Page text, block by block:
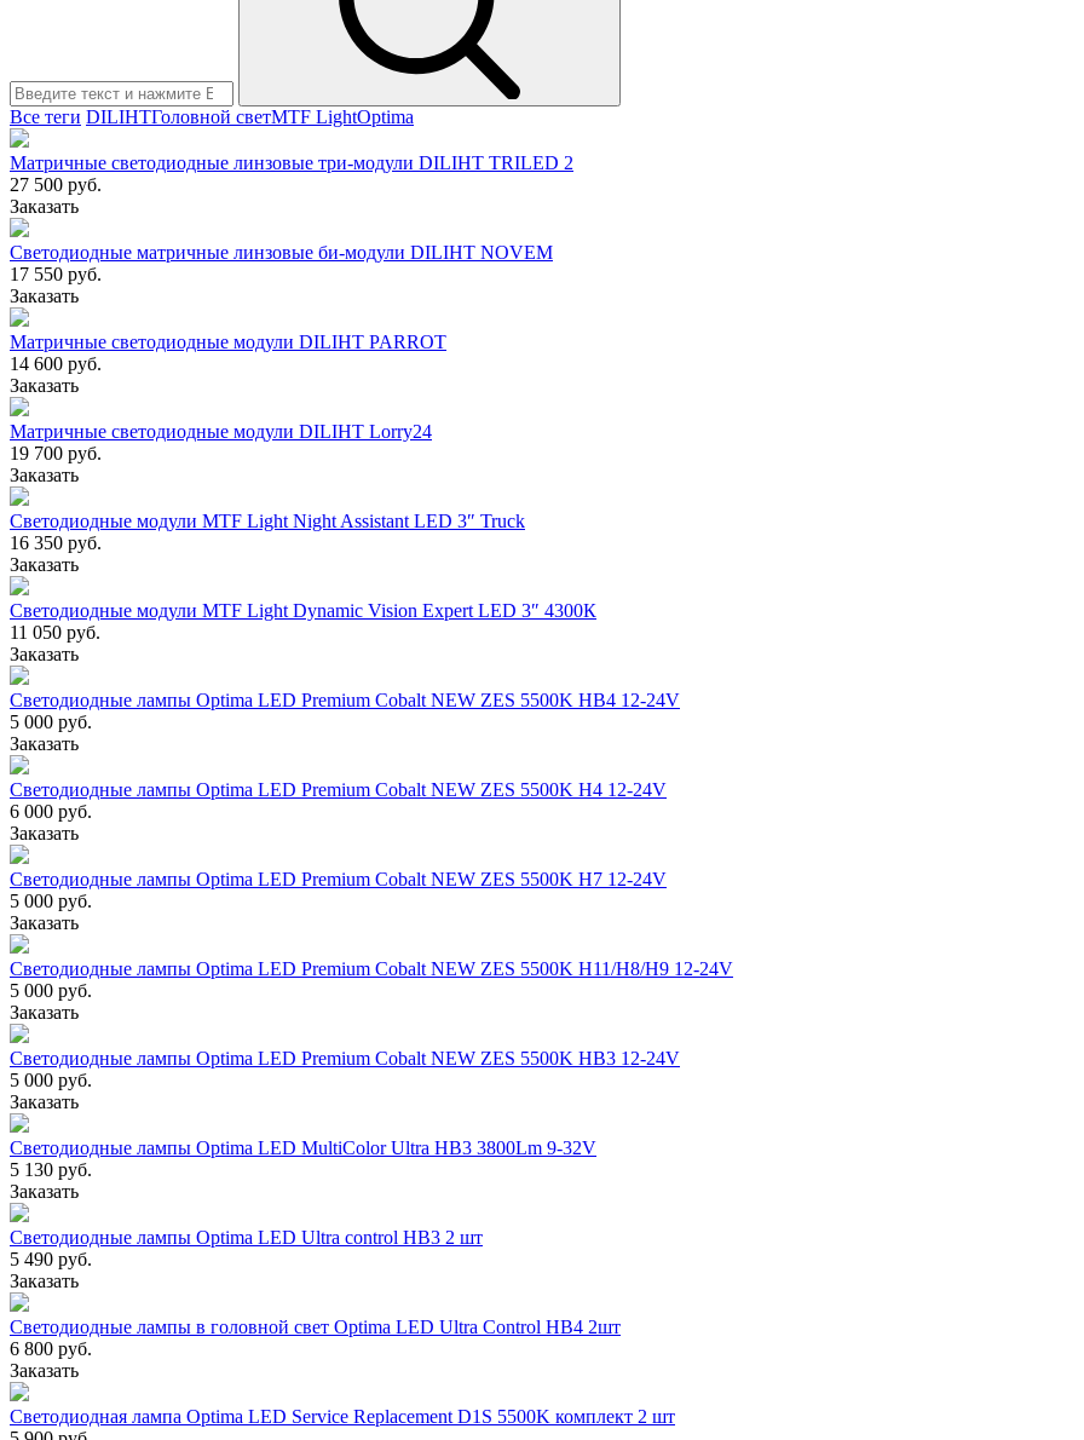
Все теги DILIHTГоловной светMTF LightOptima
Матричные светодиодные линзовые три-модули DILIHT TRILED 2
27 500 руб.
Заказать
Светодиодные матричные линзовые би-модули DILIHT NOVEM
17 550 руб.
Заказать
Матричные светодиодные модули DILIHT PARROT
14 600 руб.
Заказать
Матричные светодиодные модули DILIHT Lorry24
19 700 руб.
Заказать
Светодиодные модули MTF Light Night Assistant LED 3″ Truck
16 350 руб.
Заказать
Светодиодные модули MTF Light Dynamic Vision Expert LED 3″ 4300К
11 050 руб.
Заказать
Светодиодные лампы Optima LED Premium Cobalt NEW ZES 5500K HB4 12-24V
5 000 руб.
Заказать
Светодиодные лампы Optima LED Premium Cobalt NEW ZES 5500K H4 12-24V
6 000 руб.
Заказать
Светодиодные лампы Optima LED Premium Cobalt NEW ZES 5500K H7 12-24V
5 000 руб.
Заказать
Светодиодные лампы Optima LED Premium Cobalt NEW ZES 5500K H11/H8/H9 12-24V
5 000 руб.
Заказать
Светодиодные лампы Optima LED Premium Cobalt NEW ZES 5500K HB3 12-24V
5 000 руб.
Заказать
Светодиодные лампы Optima LED MultiColor Ultra HB3 3800Lm 9-32V
5 130 руб.
Заказать
Светодиодные лампы Optima LED Ultra control HB3 2 шт
5 490 руб.
Заказать
Светодиодные лампы в головной свет Optima LED Ultra Control HB4 2шт
6 800 руб.
Заказать
Светодиодная лампа Optima LED Service Replacement D1S 5500K комплект 2 шт